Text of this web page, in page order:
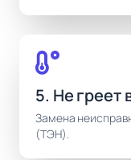
5. Не греет
Замена
(ТЭН).